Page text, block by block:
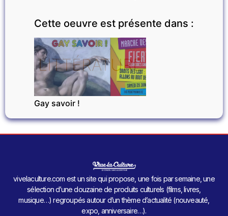
Cette oeuvre est présente dans :
LITTÉRATURE
Gay savoir !
vivelaculture.com est un site qui propose, une fois par semaine, une
sélection d’une douzaine de produits culturels (films, livres,
musique…) regroupés autour d’un thème d’actualité (nouveauté,
expo, anniversaire…).